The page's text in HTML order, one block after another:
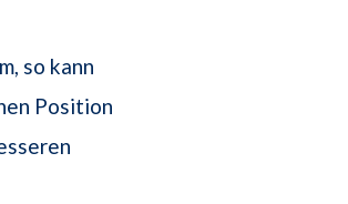
so kann
Position